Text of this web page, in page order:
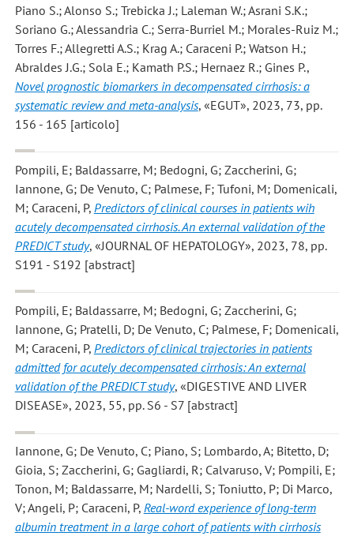
Piano S.; Alonso S.; Trebicka J.; Laleman W.; Asrani S.K.;
Soriano G.; Alessandria C.; Serra-Burriel M.; Morales-Ruiz M.;
Torres F.; Allegretti A.S.; Krag A.; Caraceni P.; Watson H.;
Abraldes J.G.; Sola E.; Kamath P.S.; Hernaez R.; Gines P.,
Novel prognostic biomarkers in decompensated cirrhosis: a
systematic review and meta-analysis, «EGUT», 2023, 73, pp.
156 - 165 [articolo]
Pompili, E; Baldassarre, M; Bedogni, G; Zaccherini, G;
Iannone, G; De Venuto, C; Palmese, F; Tufoni, M; Domenicali,
M; Caraceni, P, Predictors of clinical courses in patients wih
acutely decompensated cirrhosis. An external validation of the
PREDICT study, «JOURNAL OF HEPATOLOGY», 2023, 78, pp.
S191 - S192 [abstract]
Pompili, E; Baldassarre, M; Bedogni, G; Zaccherini, G;
Iannone, G; Pratelli, D; De Venuto, C; Palmese, F; Domenicali,
M; Caraceni, P, Predictors of clinical trajectories in patients
admitted for acutely decompensated cirrhosis: An external
validation of the PREDICT study, «DIGESTIVE AND LIVER
DISEASE», 2023, 55, pp. S6 - S7 [abstract]
Iannone, G; De Venuto, C; Piano, S; Lombardo, A; Bitetto, D;
Gioia, S; Zaccherini, G; Gagliardi, R; Calvaruso, V; Pompili, E;
Tonon, M; Baldassarre, M; Nardelli, S; Toniutto, P; Di Marco,
V; Angeli, P; Caraceni, P, Real-word experience of long-term
albumin treatment in a large cohort of patients with cirrhosis